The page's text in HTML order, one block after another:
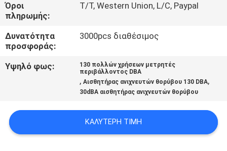
SITEMAP
PRIVACY
Όροι
πληρωμής:
T/T, Western Union, L/C, Paypal
Δυνατότητα
προσφοράς:
3000pcs διαθέσιμος
Υψηλό φως:
130 πολλών χρήσεων μετρητές
περιβάλλοντος DBA
,Αισθητήρας ανιχνευτών θορύβου 130 DBA,
30dBA αισθητήρας ανιχνευτών θορύβου
ΚΑΛΎΤΕΡΗ ΤΙΜΉ